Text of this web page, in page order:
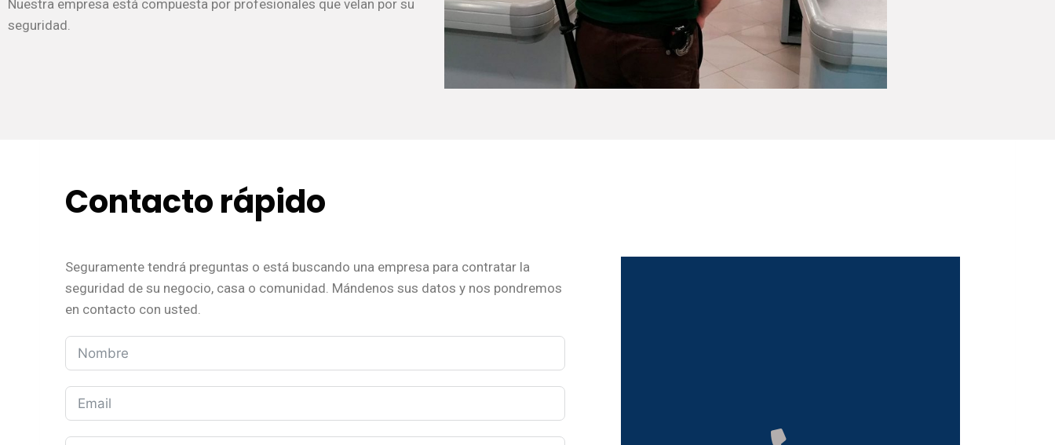
Nuestra empresa está compuesta por profesionales que velan por su
seguridad.
Contacto rápido
Seguramente tendrá preguntas o está buscando una empresa para contratar la
seguridad de su negocio, casa o comunidad. Mándenos sus datos y nos pondremos
en contacto con usted.